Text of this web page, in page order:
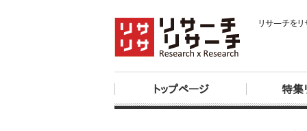
リサーチを
トップページ 特集